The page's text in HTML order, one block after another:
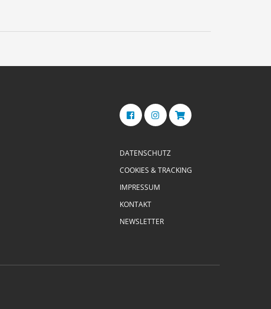
DATENSCHUTZ
COOKIES & TRACKING
IMPRESSUM
KONTAKT
NEWSLETTER